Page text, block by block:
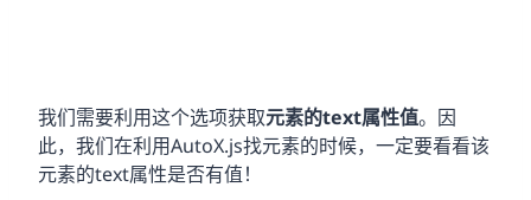
我们需要利用这个选项获取元素的text属性值。因
此，我们在利用AutoX.js找元素的时候，一定要看看该
元素的text属性是否有值！